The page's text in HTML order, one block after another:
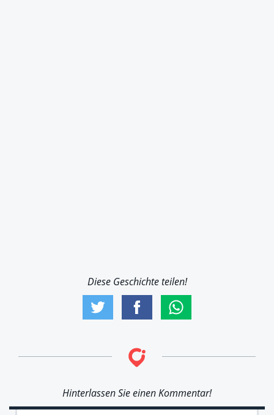
Diese Geschichte teilen!
Hinterlassen Sie einen Kommentar!